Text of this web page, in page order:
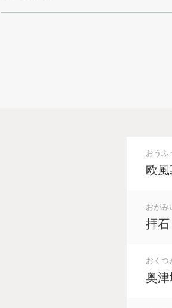
おうふ
欧
おがみ
拝石
おくつ
奥